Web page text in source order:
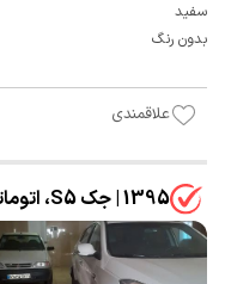
سفید
بدون رنگ
علاقمندی
1395 | جک S5، اتوماتیک 2000cc